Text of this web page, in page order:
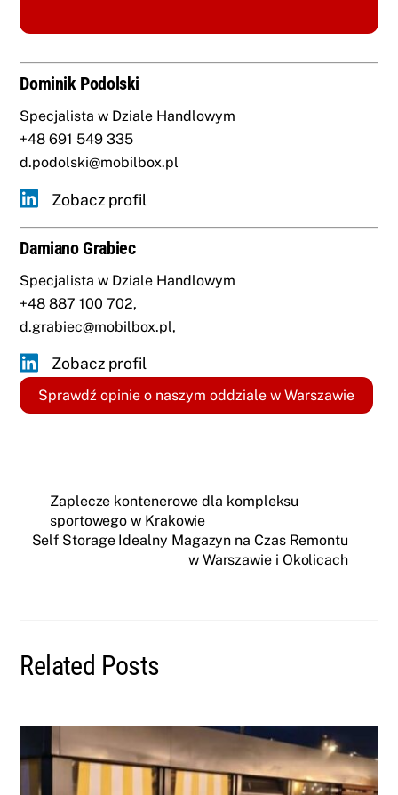
Dominik Podolski
Specjalista w Dziale Handlowym
+48 691 549 335
d.podolski@mobilbox.pl
Zobacz profil
Damiano Grabiec
Specjalista w Dziale Handlowym
+48 887 100 702,
d.grabiec@mobilbox.pl,
Zobacz profil
Sprawdź opinie o naszym oddziale w Warszawie
Zaplecze kontenerowe dla kompleksu
sportowego w Krakowie
Self Storage Idealny Magazyn na Czas Remontu
w Warszawie i Okolicach
Related Posts